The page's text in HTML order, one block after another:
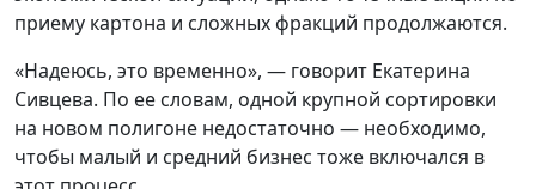
приему картона и сложных фракций продолжаются.
«Надеюсь, это временно», — говорит Екатерина
Сивцева. По ее словам, одной крупной сортировки
на новом полигоне недостаточно — необходимо,
чтобы малый и средний бизнес тоже включался в